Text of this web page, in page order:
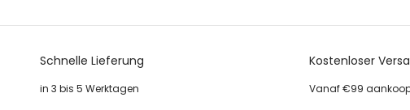
Schnelle Lieferung
in 3 bis 5 Werktagen
Kostenloser
Vanaf €99